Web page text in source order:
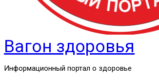
Вагон здоровья
Информационный портал о здоровье